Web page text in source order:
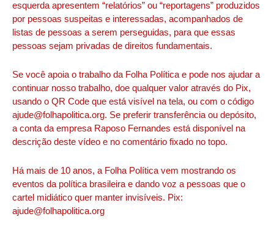
esquerda apresentem “relatórios” ou “reportagens” produzidos
por pessoas suspeitas e interessadas, acompanhados de
listas de pessoas a serem perseguidas, para que essas
pessoas sejam privadas de direitos fundamentais.
Se você apoia o trabalho da Folha Política e pode nos ajudar a
continuar nosso trabalho, doe qualquer valor através do Pix,
usando o QR Code que está visível na tela, ou com o código
ajude@folhapolitica.org. Se preferir transferência ou depósito,
a conta da empresa Raposo Fernandes está disponível na
descrição deste vídeo e no comentário fixado no topo.
Há mais de 10 anos, a Folha Política vem mostrando os
eventos da política brasileira e dando voz a pessoas que o
cartel midiático quer manter invisíveis. Pix:
ajude@folhapolitica.org